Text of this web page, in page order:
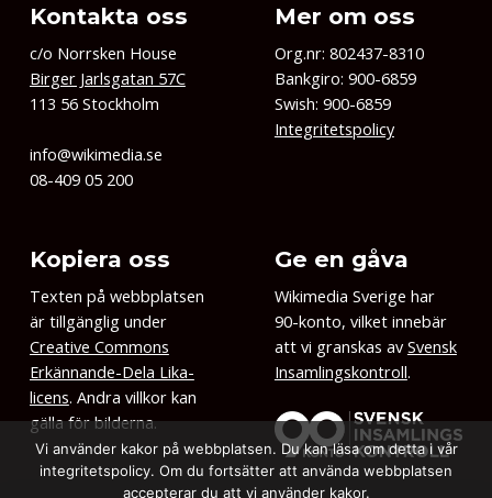
Kontakta oss
c/o Norrsken House
Birger Jarlsgatan 57C
113 56 Stockholm
info@wikimedia.se
08-409 05 200
Mer om oss
Org.nr: 802437-8310
Bankgiro: 900-6859
Swish: 900-6859
Integritetspolicy
Kopiera oss
Texten på webbplatsen
är tillgänglig under
Creative Commons
Erkännande-Dela Lika-
licens. Andra villkor kan
gälla för bilderna.
Ge en gåva
Wikimedia Sverige har
90-konto, vilket innebär
att vi granskas av Svensk
Insamlingskontroll.
Vi använder kakor på webbplatsen. Du kan läsa om detta i vår
integritetspolicy. Om du fortsätter att använda webbplatsen
accepterar du att vi använder kakor.